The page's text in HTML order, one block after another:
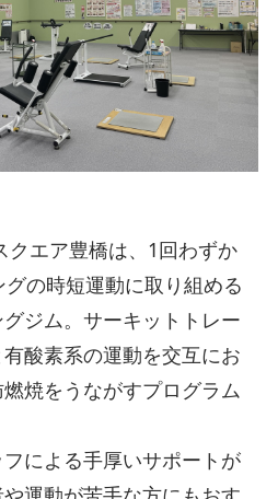
クエア豊橋は、1回わずか
の時短運動に取り組める
ジム。サーキットトレー
酸素系の運動を交互にお
焼をうながすプログラム
による手厚いサポートが